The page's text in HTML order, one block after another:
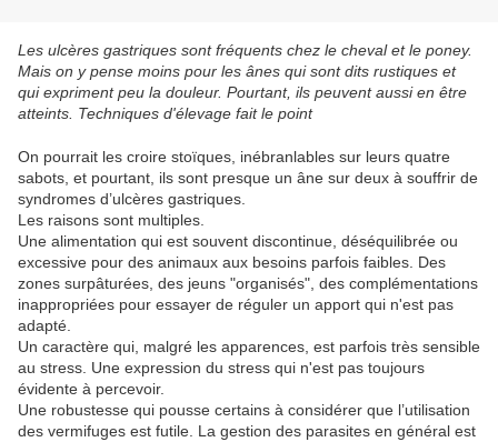
Les ulcères gastriques sont fréquents chez le cheval et le poney.
Mais on y pense moins pour les ânes qui sont dits rustiques et
qui expriment peu la douleur. Pourtant, ils peuvent aussi en être
atteints. Techniques d'élevage fait le point
On pourrait les croire stoïques, inébranlables sur leurs quatre
sabots, et pourtant, ils sont presque un âne sur deux à souffrir de
syndromes d’ulcères gastriques.
Les raisons sont multiples.
Une alimentation qui est souvent discontinue, déséquilibrée ou
excessive pour des animaux aux besoins parfois faibles. Des
zones surpâturées, des jeuns "organisés", des complémentations
inappropriées pour essayer de réguler un apport qui n'est pas
adapté.
Un caractère qui, malgré les apparences, est parfois très sensible
au stress. Une expression du stress qui n'est pas toujours
évidente à percevoir.
Une robustesse qui pousse certains à considérer que l’utilisation
des vermifuges est futile. La gestion des parasites en général est